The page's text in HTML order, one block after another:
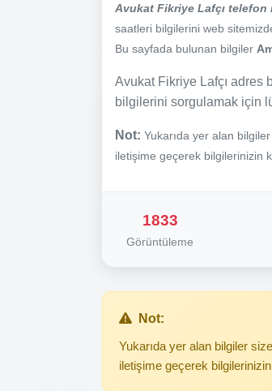
Avukat Fikriye Lafçı telefon
saatleri bilgilerini web
Bu sayfada bulunan bilgiler
Avukat Fikriye Lafçı adres
bilgilerini sorgulamak için
Not: Yukarıda yer alan
iletişime geçerek bilgilerinizin
1833
Görüntüleme
Not:
Yukarıda yer alan bilgiler
iletişime geçerek